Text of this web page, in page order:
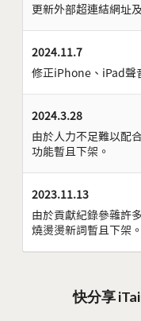
更新外部超連結網址
2024.11.7
修正iPhone、iPad聲
2024.3.28
由於人力不足難以配
功能暫且下架。
2023.11.13
由於貢獻紀錄參雜許
燒燙燙新詞暫且下架。
快分享